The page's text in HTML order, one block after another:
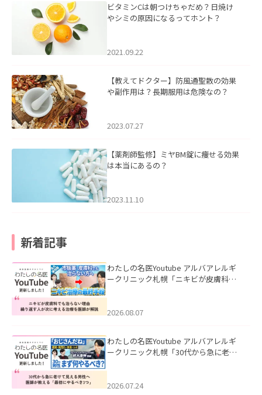
ビタミンCは朝つけちゃだめ？日焼け
やシミの原因になるってホント？
2021.09.22
【教えてドクター】防風通聖散の効果
や副作用は？長期服用は危険なの？
2023.07.27
【薬剤師監修】ミヤBM錠に痩せる効果
は本当にあるの？
2023.11.10
新着記事
わたしの名医Youtube アルバアレルギ
ークリニック札幌「ニキビが皮膚科で
ました。
2026.08.07
わたしの名医Youtube アルバアレルギ
ークリニック札幌「30代から急に老け
た。
2026.07.24